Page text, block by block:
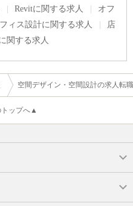
Revitに関する求人
オフ
ィス設計に関する求人
店
関する求人
空間デザイン・空間設計の求人転
トップへ▲